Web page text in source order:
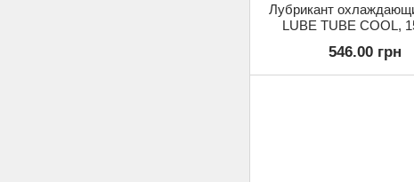
Лубрикант
LUBE TUBE COOL,
546.00 грн